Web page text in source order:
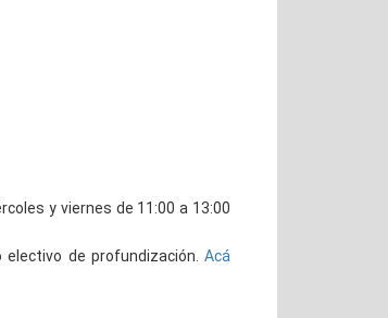
y viernes de 11:00 a 13:00
electivo de profundización.Acá